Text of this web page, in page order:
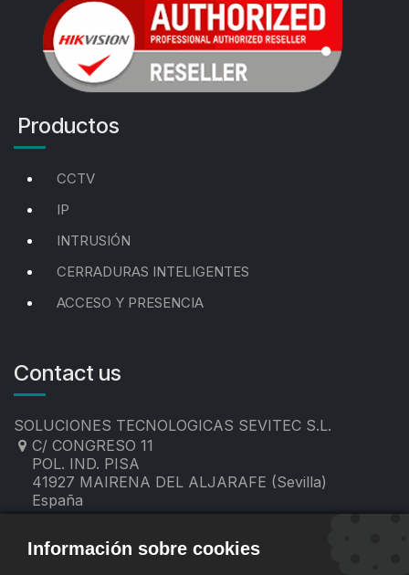
Productos
CCTV
IP
INTRUSIÓN
CERRADURAS INTELIGENTES
ACCESO Y PRESENCIA
Contact us
SOLUCIONES TECNOLOGICAS SEVITEC S.L.
C/ CONGRESO 11
POL. IND. PISA
41927 MAIRENA DEL ALJARAFE (Sevilla)
España
contacto@sevitec.es
Información sobre cookies